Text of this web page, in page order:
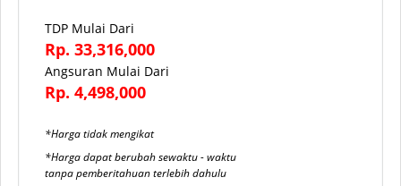
TDP Mulai Dari
Rp. 33,316,000
Angsuran Mulai Dari
Rp. 4,498,000
*Harga tidak mengikat
*Harga dapat berubah sewaktu - waktu
tanpa pemberitahuan terlebih dahulu